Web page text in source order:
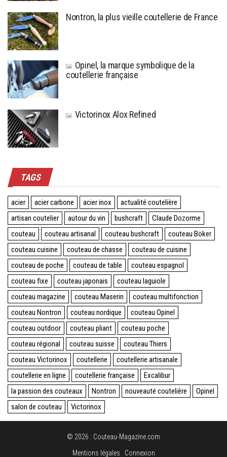
Nontron, la plus vieille coutellerie de France
Opinel, la marque symbolique de la
coutellerie française
Victorinox Alox Refined
TAGS
acier acier carbone acier inox
actualité coutelière
artisan coutelier
autour du vin bushcraft
Claude Dozorme
couteau
couteau artisanal couteau bushcraft
couteau Böker
couteau cuisine
couteau de chasse
couteau de cuisine
couteau de poche
couteau de table
couteau espagnol
couteau fixe
couteau japonais
couteau laguiole
couteau magazine
couteau Maserin
couteau multifonction
couteau Nontron
couteau nordique
couteau Opinel
couteau outdoor
couteau pliant
couteau poche
couteau régional
couteau suisse
couteau Thiers
couteau Victorinox
coutellerie
coutellerie artisanale
coutellerie en ligne
coutellerie française
Excalibur
la passion des couteaux
Nontron nouveauté coutelière
Opinel
salon de couteau
Victorinox
© 2026 : Couteau-Magazine.com
Mentions légales
Connexion